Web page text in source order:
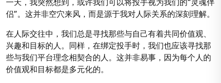
侣”。这并非空穴来风，而是源于我对人际关系的深刻理解。
在人际交往中，我们总是寻找那些与自己有着共同价值观、
兴趣和目标的人。同样，在绑定投手时，我们也应该寻找那
些与我们平台理念相契合的人。这并非易事，因为每个人的
价值观和目标都是多元化的。